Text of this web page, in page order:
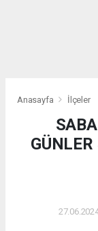
Anasayfa İlçeler